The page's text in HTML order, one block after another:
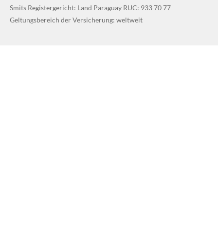
Smits Registergericht: Land Paraguay RUC: 933 70 77
Geltungsbereich der Versicherung: weltweit